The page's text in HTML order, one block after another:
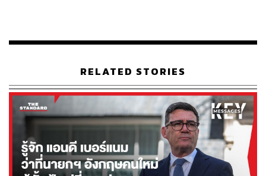
“ตลอดกว่าหนึ่งปีครึ่ง นับตั้งแต่การแพร่ระบาดของโควิด สาย
การบินทั้ง 7 สาย ได้พยายามอย่างเต็มที่ในการช่วยเหลือตัว
เองและปรับตัวเพื่อประคองธุรกิจให้รอดจากสถานการณ์อัน
ยากลำบากครั้งนี้ เรายังมีความหวังว่ารัฐบาลจะช่วยเร่ง
ดำเนินการอนุมัติ Soft Loan โดยเร็วที่สุด เพราะนี่คือลม
หายใจเฮือกสุดท้ายของสายการบินแล้ว” พุฒิพงศ์กล่าว
RELATED STORIES